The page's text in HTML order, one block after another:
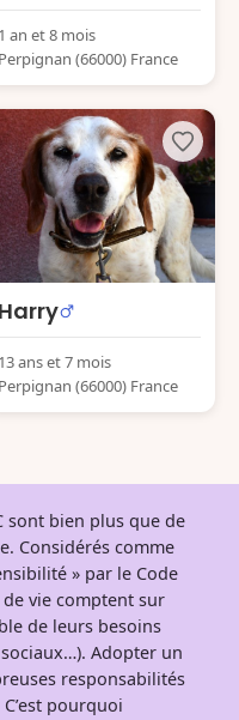
1 an et 8 mois
Perpignan (66000) France
Harry
13 ans et 7 mois
Perpignan (66000) France
sont bien plus que de
Considérés comme
» par le Code
vie comptent sur
de leurs besoins
Adopter un
responsabilités
pourquoi